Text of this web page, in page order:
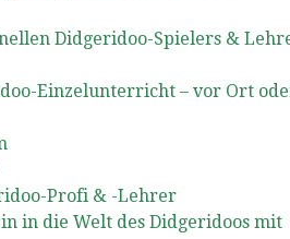
Didgeridoo-Spielers &
Einzelunterricht – vor Ort
Profi & -Lehrer
in die Welt des Didgeridoos mit